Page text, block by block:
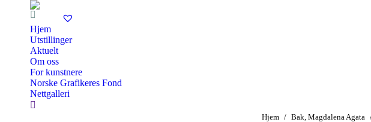
Hjem
Utstillinger
Aktuelt
Om oss
For kunstnere
Norske Grafikeres Fond
Nettgalleri
Search:
You are here:
Hjem Bak, Magdalena Agata